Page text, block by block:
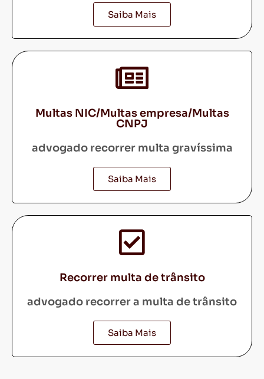
Saiba Mais
Multas NIC/Multas empresa/Multas
CNPJ
advogado recorrer multa gravíssima
Saiba Mais
Recorrer multa de trânsito
advogado recorrer a multa de trânsito
Saiba Mais